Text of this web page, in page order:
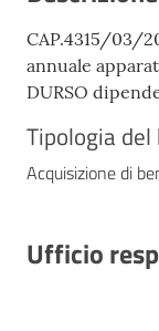
CAP.4315/03/
annuale
DURSO
Tipologia del
Acquisizione di
Ufficio